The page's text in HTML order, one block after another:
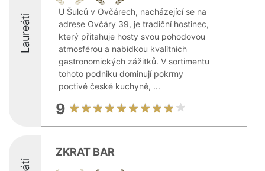
Laureáti
U Šulců v Ovčárech, nacházející se na
adrese Ovčáry 39, je tradiční hostinec,
který přitahuje hosty svou pohodovou
atmosférou a nabídkou kvalitních
gastronomických zážitků. V sortimentu
tohoto podniku dominují pokrmy
poctivé české kuchyně, ...
9
ZKRAT BAR